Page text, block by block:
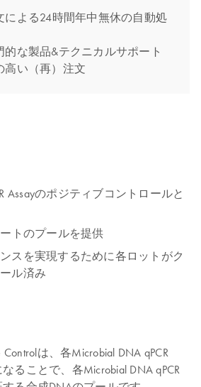
よる24時間年中無休の自動処
な製品&テクニカルサポート
い（再）注文
Assayのポジティブコントロールと
トのプールを提供
スを実現するために各ロットがク
ル済み
Controlは、各Microbial DNA qPCR
ることで、各Microbial DNA qPCR